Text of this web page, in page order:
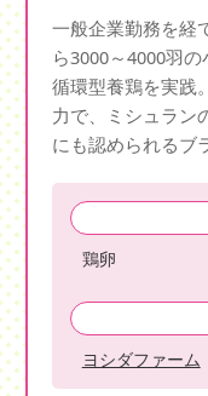
一般企業勤務を経
ら3000～4000羽
循環型養鶏を実践
力で、ミシュラン
にも認められるブ
鶏卵
ヨシダファーム